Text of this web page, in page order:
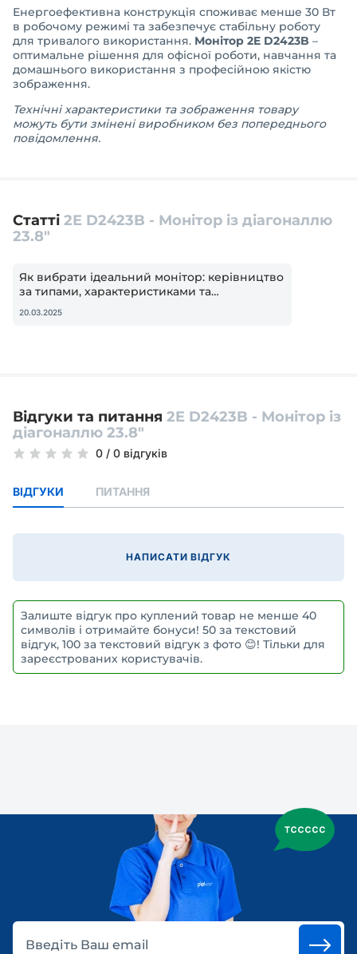
Енергоефективна конструкція споживає менше 30 Вт
в робочому режимі та забезпечує стабільну роботу
для тривалого використання. Монітор 2E D2423B –
оптимальне рішення для офісної роботи, навчання та
домашнього використання з професійною якістю
зображення.
Технічні характеристики та зображення товару
можуть бути змінені виробником без попереднього
повідомлення.
Статті 2E D2423B - Монітор із діагоналлю
23.8″
Як вибрати ідеальний монітор: керівництво
за типами, характеристиками та
застосуванням
20.03.2025
Відгуки та питання 2E D2423B - Монітор із
діагоналлю 23.8″
0 / 0 відгуків
ВІДГУКИ ПИТАННЯ
НАПИСАТИ ВІДГУК
Залиште відгук про куплений товар не менше 40
символів і отримайте бонуси! 50 за текстовий
відгук, 100 за текстовий відгук з фото 😊! Тільки для
зареєстрованих користувачів.
Введіть Ваш email